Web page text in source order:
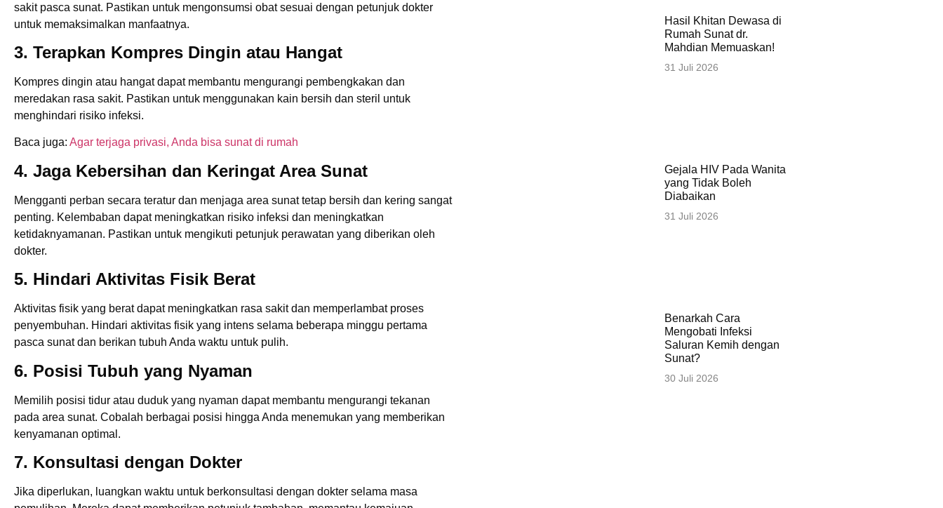
sakit pasca sunat. Pastikan untuk mengonsumsi obat sesuai dengan petunjuk dokter
untuk memaksimalkan manfaatnya.
3. Terapkan Kompres Dingin atau Hangat
Kompres dingin atau hangat dapat membantu mengurangi pembengkakan dan
meredakan rasa sakit. Pastikan untuk menggunakan kain bersih dan steril untuk
menghindari risiko infeksi.
Baca juga: Agar terjaga privasi, Anda bisa sunat di rumah
4. Jaga Kebersihan dan Keringat Area Sunat
Mengganti perban secara teratur dan menjaga area sunat tetap bersih dan kering sangat
penting. Kelembaban dapat meningkatkan risiko infeksi dan meningkatkan
ketidaknyamanan. Pastikan untuk mengikuti petunjuk perawatan yang diberikan oleh
dokter.
5. Hindari Aktivitas Fisik Berat
Aktivitas fisik yang berat dapat meningkatkan rasa sakit dan memperlambat proses
penyembuhan. Hindari aktivitas fisik yang intens selama beberapa minggu pertama
pasca sunat dan berikan tubuh Anda waktu untuk pulih.
6. Posisi Tubuh yang Nyaman
Memilih posisi tidur atau duduk yang nyaman dapat membantu mengurangi tekanan
pada area sunat. Cobalah berbagai posisi hingga Anda menemukan yang memberikan
kenyamanan optimal.
7. Konsultasi dengan Dokter
Jika diperlukan, luangkan waktu untuk berkonsultasi dengan dokter selama masa
Hasil Khitan Dewasa di
Rumah Sunat dr.
Mahdian Memuaskan!
31 Juli 2026
Gejala HIV Pada Wanita
yang Tidak Boleh
Diabaikan
31 Juli 2026
Benarkah Cara
Mengobati Infeksi
Saluran Kemih dengan
Sunat?
30 Juli 2026